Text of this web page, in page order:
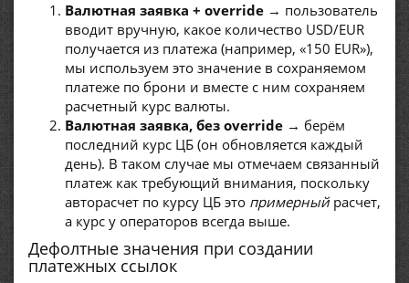
Валютная заявка + override → пользователь
вводит вручную, какое количество USD/EUR
получается из платежа (например, «150 EUR»),
мы используем это значение в сохраняемом
платеже по брони и вместе с ним сохраняем
расчетный курс валюты.
Валютная заявка, без override → берём
последний курс ЦБ (он обновляется каждый
день). В таком случае мы отмечаем связанный
платеж как требующий внимания, поскольку
авторасчет по курсу ЦБ это примерныйрасчет,
а курс у операторов всегда выше.
Дефолтные значения при создании
платежных ссылок